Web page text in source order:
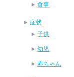
食事
症状
子供
幼児
赤ちゃん